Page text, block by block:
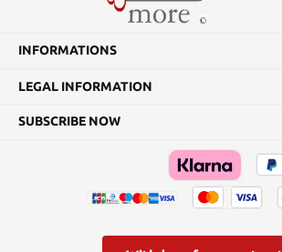
INFORMATIONS
LEGAL INFORMATION
SUBSCRIBE NOW